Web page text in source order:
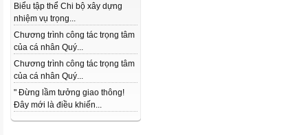
Biểu tập thể Chi bộ xây dựng
nhiệm vụ trọng...
Chương trình công tác trọng tâm
của cá nhân Quý...
Chương trình công tác trọng tâm
của cá nhân Quý...
" Đừng lầm tưởng giao thông!
Đây mới là điều khiến...